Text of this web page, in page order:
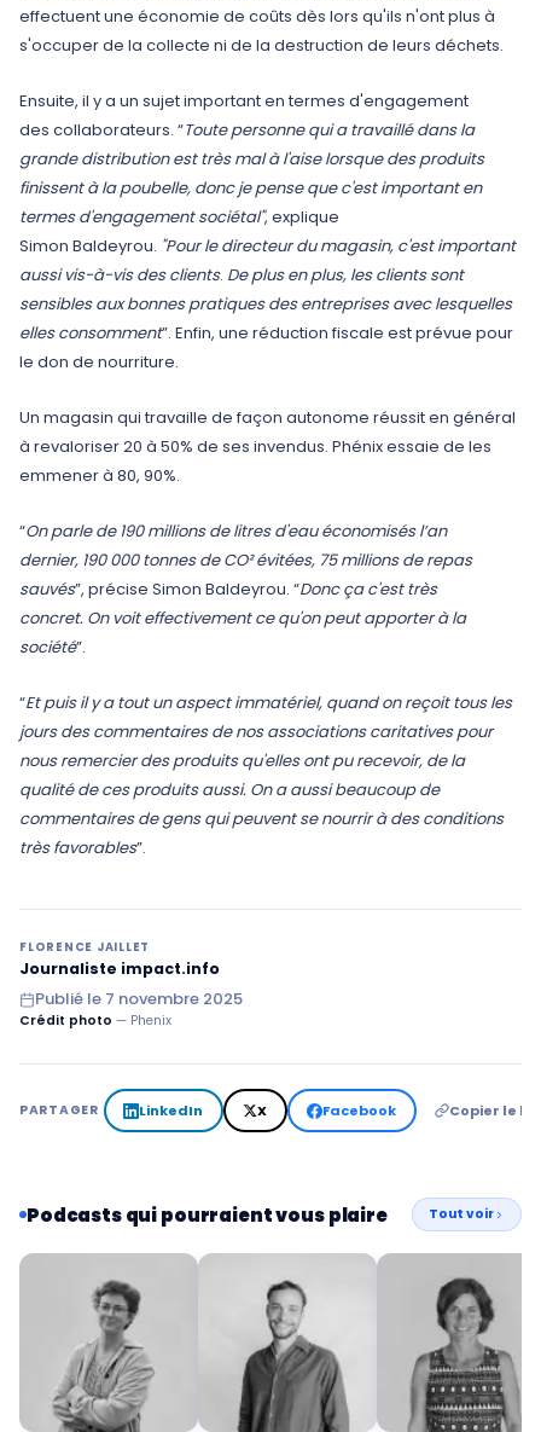
effectuent une économie de coûts dès lors qu'ils n'ont plus à
s'occuper de la collecte ni de la destruction de leurs déchets.
Ensuite, il y a un sujet important en termes d'engagement
des collaborateurs. “Toute personne qui a travaillé dans la
grande distribution est très mal à l'aise lorsque des produits
finissent à la poubelle, donc je pense que c'est important en
termes d'engagement sociétal", explique
Simon Baldeyrou. "Pour le directeur du magasin, c'est important
aussi vis-à-vis des clients. De plus en plus, les clients sont
sensibles aux bonnes pratiques des entreprises avec lesquelles
elles consomment”. Enfin, une réduction fiscale est prévue pour
le don de nourriture.
Un magasin qui travaille de façon autonome réussit en général
à revaloriser 20 à 50% de ses invendus. Phénix essaie de les
emmener à 80, 90%.
“On parle de 190 millions de litres d'eau économisés l’an
dernier, 190 000 tonnes de CO² évitées, 75 millions de repas
sauvés”, précise Simon Baldeyrou. “Donc ça c'est très
concret. On voit effectivement ce qu'on peut apporter à la
société”.
“Et puis il y a tout un aspect immatériel, quand on reçoit tous les
jours des commentaires de nos associations caritatives pour
nous remercier des produits qu'elles ont pu recevoir, de la
qualité de ces produits aussi. On a aussi beaucoup de
commentaires de gens qui peuvent se nourrir à des conditions
très favorables”.
FLORENCE JAILLET
Journaliste impact.info
Publié le 7 novembre 2025
Crédit photo — Phenix
PARTAGER LinkedIn X Facebook Copier le
Podcasts qui pourraient vous plaire Tout voir